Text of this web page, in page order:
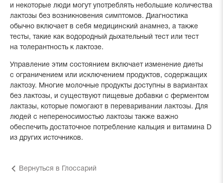
и некоторые люди могут употреблять небольшие количества
лактозы без возникновения симптомов. Диагностика
обычно включает в себя медицинский анамнез, а также
тесты, такие как водородный дыхательный тест или тест
на толерантность к лактозе.
Управление этим состоянием включает изменение диеты
с ограничением или исключением продуктов, содержащих
лактозу. Многие молочные продукты доступны в вариантах
без лактозы, и существуют пищевые добавки с ферментом
лактазы, которые помогают в переваривании лактозы. Для
людей с непереносимостью лактозы также важно
обеспечить достаточное потребление кальция и витамина D
из других источников.
Вернуться в Глоссарий